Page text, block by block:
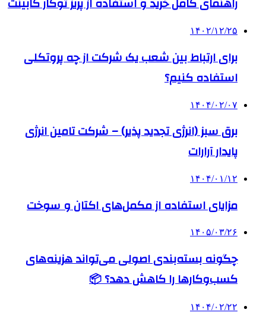
۱۴۰۲/۱۲/۲۵
برای ارتباط بین شعب یک شرکت از چه پروتکلی
استفاده کنیم؟
۱۴۰۴/۰۲/۰۷
برق سبز (انرژی تجدید پذیر) – شرکت تامین انرژی
پایدار آرارات
۱۴۰۴/۰۱/۱۲
مزایای استفاده از مکمل‌های اکتان و سوخت
۱۴۰۵/۰۳/۲۶
چگونه بسته‌بندی اصولی می‌تواند هزینه‌های
کسب‌وکارها را کاهش دهد؟ 📦
۱۴۰۴/۰۲/۲۲